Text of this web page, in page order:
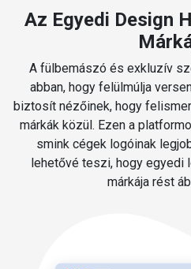
Az Egyedi Design
A fülbemászó és exkluzív
abban, hogy felülmúlja
biztosít nézőinek, hogy
márkák közül. Ezen a
smink cégek logóinak
lehetővé teszi, hogy egyedi
márkája rést